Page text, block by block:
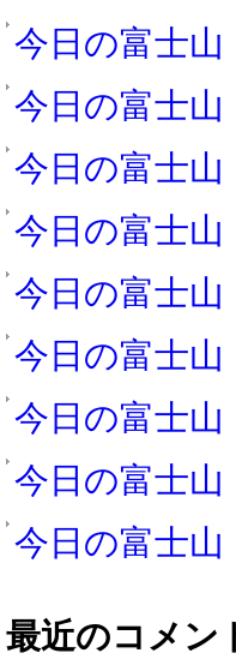
今日の富士山
今日の富士山
今日の富士山
今日の富士山
今日の富士山
今日の富士山
今日の富士山
今日の富士山
今日の富士山
最近のコメン